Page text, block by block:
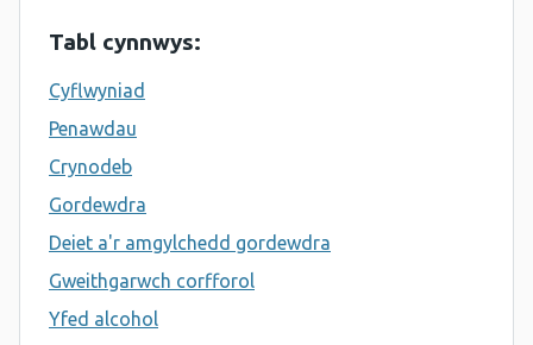
Tabl cynnwys:
Cyflwyniad
Penawdau
Crynodeb
Gordewdra
Deiet a'r amgylchedd gordewdra
Gweithgarwch corfforol
Yfed alcohol